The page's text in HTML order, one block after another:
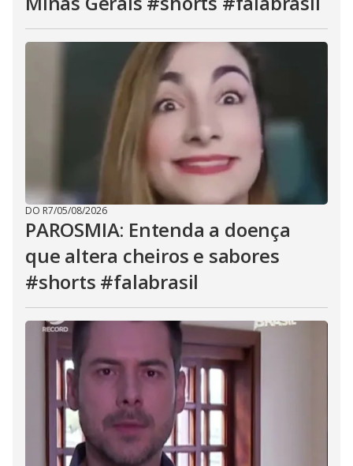
DO R7/05/08/2026
PAROSMIA: Entenda a doença
que altera cheiros e sabores
#shorts #falabrasil